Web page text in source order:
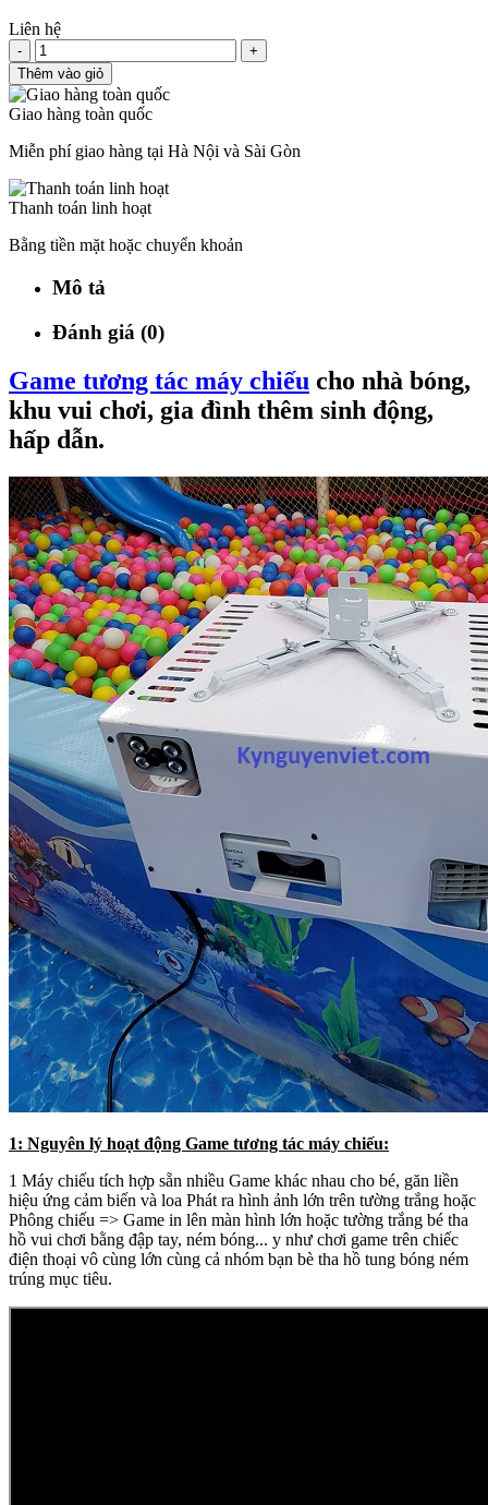
Liên hệ
-
+
Thêm vào giỏ
Giao hàng toàn quốc
Miễn phí giao hàng tại Hà Nội và Sài Gòn
Thanh toán linh hoạt
Bằng tiền mặt hoặc chuyển khoản
Mô tả
Đánh giá (0)
Game tương tác máy chiếu cho nhà bóng,
khu vui chơi, gia đình thêm sinh động,
hấp dẫn.
1: Nguyên lý hoạt động Game tương tác máy chiếu:
1 Máy chiếu tích hợp sẵn nhiều Game khác nhau cho bé, găn liền
hiệu ứng cảm biến và loa Phát ra hình ảnh lớn trên tường trắng hoặc
Phông chiếu => Game in lên màn hình lớn hoặc tường trắng bé tha
hồ vui chơi bằng đập tay, ném bóng... y như chơi game trên chiếc
điện thoại vô cùng lớn cùng cả nhóm bạn bè tha hồ tung bóng ném
trúng mục tiêu.